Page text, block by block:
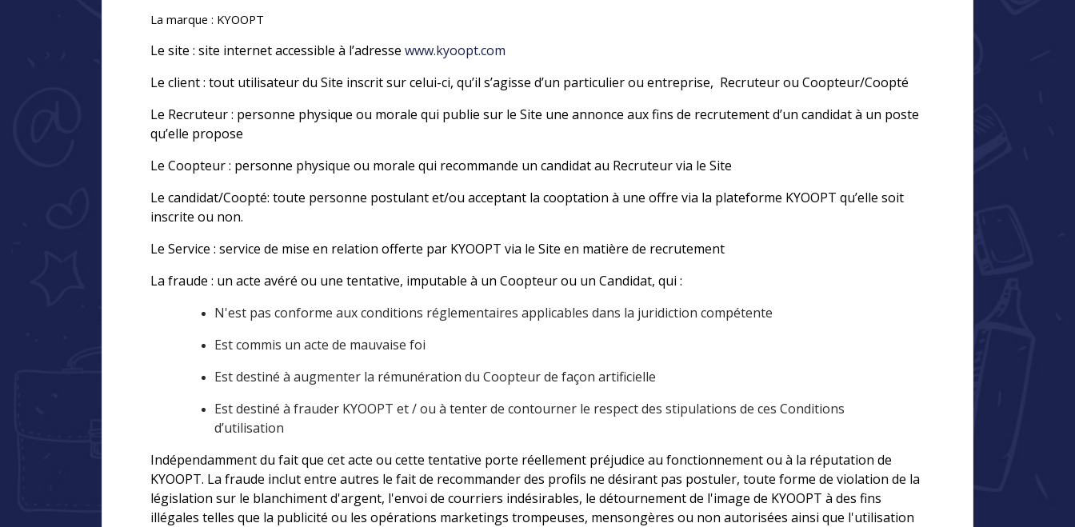
La marque : KYOOPT
Le site : site internet accessible à l’adresse www.kyoopt.com
Le client : tout utilisateur du Site inscrit sur celui-ci, qu’il s’agisse d’un particulier ou entreprise, Recruteur ou Coopteur/Coopté
Le Recruteur : personne physique ou morale qui publie sur le Site une annonce aux fins de recrutement d’un candidat à un poste
qu’elle propose
Le Coopteur : personne physique ou morale qui recommande un candidat au Recruteur via le Site
Le candidat/Coopté: toute personne postulant et/ou acceptant la cooptation à une offre via la plateforme KYOOPT qu’elle soit
inscrite ou non.
Le Service : service de mise en relation offerte par KYOOPT via le Site en matière de recrutement
La fraude : un acte avéré ou une tentative, imputable à un Coopteur ou un Candidat, qui :
N'est pas conforme aux conditions réglementaires applicables dans la juridiction compétente
Est commis un acte de mauvaise foi
Est destiné à augmenter la rémunération du Coopteur de façon artificielle
Est destiné à frauder KYOOPT et / ou à tenter de contourner le respect des stipulations de ces Conditions
d’utilisation
Indépendamment du fait que cet acte ou cette tentative porte réellement préjudice au fonctionnement ou à la réputation de
KYOOPT. La fraude inclut entre autres le fait de recommander des profils ne désirant pas postuler, toute forme de violation de la
législation sur le blanchiment d'argent, l'envoi de courriers indésirables, le détournement de l'image de KYOOPT à des fins
illégales telles que la publicité ou les opérations marketings trompeuses, mensongères ou non autorisées ainsi que l'utilisation